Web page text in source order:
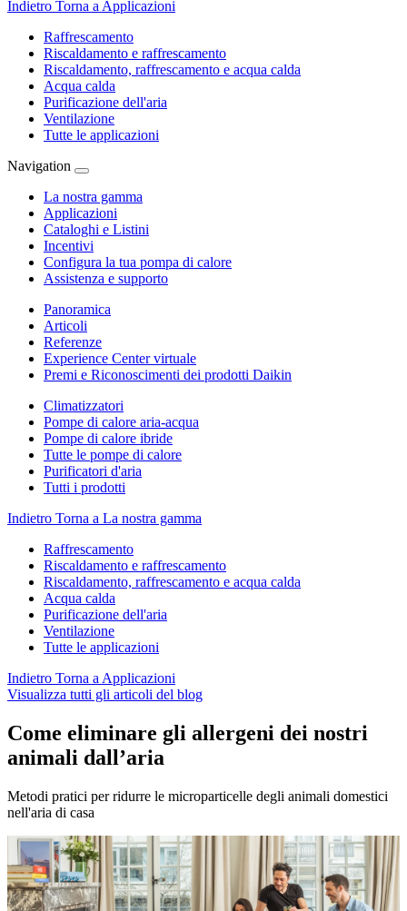
Indietro Torna a Applicazioni
Raffrescamento
Riscaldamento e raffrescamento
Riscaldamento, raffrescamento e acqua calda
Acqua calda
Purificazione dell'aria
Ventilazione
Tutte le applicazioni
Navigation
La nostra gamma
Applicazioni
Cataloghi e Listini
Incentivi
Configura la tua pompa di calore
Assistenza e supporto
Panoramica
Articoli
Referenze
Experience Center virtuale
Premi e Riconoscimenti dei prodotti Daikin
Climatizzatori
Pompe di calore aria-acqua
Pompe di calore ibride
Tutte le pompe di calore
Purificatori d'aria
Tutti i prodotti
Indietro Torna a La nostra gamma
Raffrescamento
Riscaldamento e raffrescamento
Riscaldamento, raffrescamento e acqua calda
Acqua calda
Purificazione dell'aria
Ventilazione
Tutte le applicazioni
Indietro Torna a Applicazioni
Visualizza tutti gli articoli del blog
Come eliminare gli allergeni dei nostri
animali dall’aria
Metodi pratici per ridurre le microparticelle degli animali domestici
nell'aria di casa